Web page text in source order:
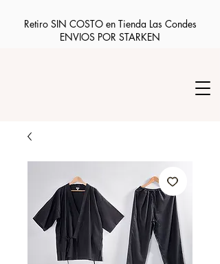
Retiro SIN COSTO en Tienda Las Condes
ENVIOS POR STARKEN